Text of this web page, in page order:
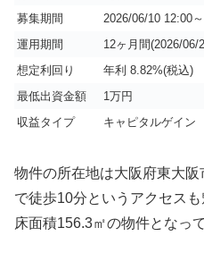
募集期間
2026/06/10 12:00
運用期間
12ヶ月間(2026/06/
想定利回り
年利 8.82%(税込)
最低出資金額
1万円
収益タイプ
キャピタルゲイン
物件の所在地は大阪府東大
で徒歩10分というアクセス
床面積156.3㎡の物件となっ